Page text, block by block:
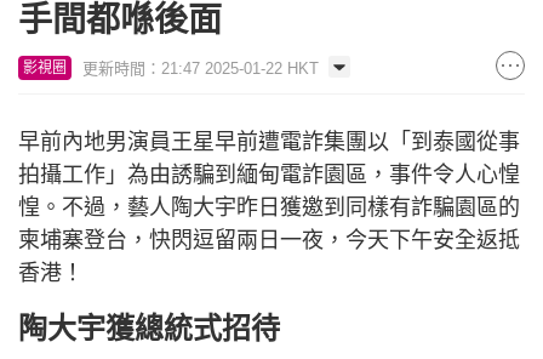
手間都喺後面
影視圈 更新時間：21:47 2025-01-22 HKT
早前內地男演員王星早前遭電詐集團以「到泰國從事
拍攝工作」為由誘騙到緬甸電詐園區，事件令人心惶
惶。不過，藝人陶大宇昨日獲邀到同樣有詐騙園區的
柬埔寨登台，快閃逗留兩日一夜，今天下午安全返抵
香港！
陶大宇獲總統式招待